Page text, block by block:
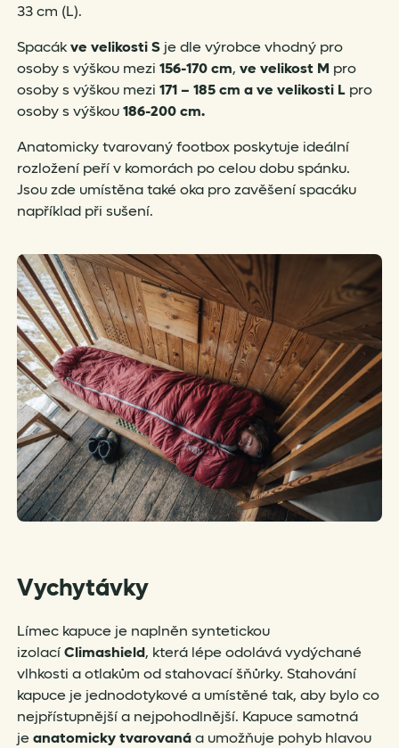
33 cm (L).
Spacákve velikosti Sje dle výrobce vhodný pro
osoby s výškou mezi 156-170 cm, ve velikost M pro
osoby s výškou mezi 171 – 185 cm a ve velikosti L pro
osoby s výškou186-200 cm.
Anatomicky tvarovaný footbox poskytuje ideální
rozložení peří v komorách po celou dobu spánku.
Jsou zde umístěna také oka pro zavěšení spacáku
například při sušení.
Vychytávky
Límec kapuce je naplněn syntetickou
izolacíClimashield, která lépe odolává vydýchané
vlhkosti a otlakům od stahovací šňůrky. Stahování
kapuce je jednodotykové a umístěné tak, aby bylo co
nejpřístupnější a nejpohodlnější. Kapuce samotná
jeanatomicky tvarovanáa umožňuje pohyb hlavou